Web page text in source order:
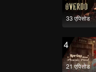
33 एपिसोड
4
21 एपिसोड